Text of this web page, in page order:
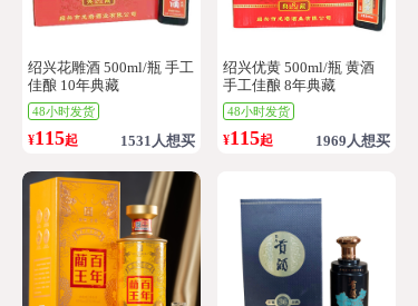
绍兴花雕酒 500ml/瓶 手工
佳酿 10年典藏
48小时发货
¥115起 1531人想买
绍兴优黄 500ml/瓶 黄酒
手工佳酿 8年典藏
48小时发货
¥115起 1969人想买